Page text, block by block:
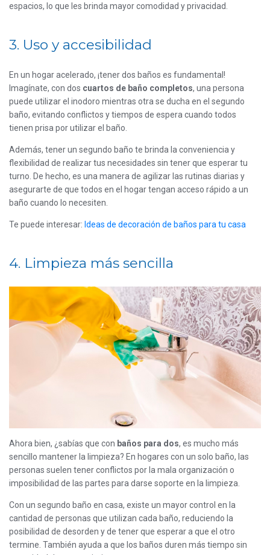
espacios, lo que les brinda mayor comodidad y privacidad.
3. Uso y accesibilidad
En un hogar acelerado, ¡tener dos baños es fundamental!
Imagínate, con dos cuartos de baño completos, una persona
puede utilizar el inodoro mientras otra se ducha en el segundo
baño, evitando conflictos y tiempos de espera cuando todos
tienen prisa por utilizar el baño.
Además, tener un segundo baño te brinda la conveniencia y
flexibilidad de realizar tus necesidades sin tener que esperar tu
turno. De hecho, es una manera de agilizar las rutinas diarias y
asegurarte de que todos en el hogar tengan acceso rápido a un
baño cuando lo necesiten.
Te puede interesar: Ideas de decoración de baños para tu casa
4. Limpieza más sencilla
Ahora bien, ¿sabías que con baños para dos, es mucho más
sencillo mantener la limpieza? En hogares con un solo baño, las
personas suelen tener conflictos por la mala organización o
imposibilidad de las partes para darse soporte en la limpieza.
Con un segundo baño en casa, existe un mayor control en la
cantidad de personas que utilizan cada baño, reduciendo la
posibilidad de desorden y de tener que esperar a que el otro
termine. También ayuda a que los baños duren más tiempo sin